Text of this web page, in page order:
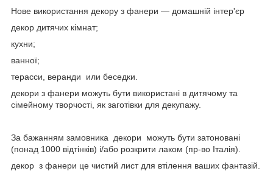
Нове використання декору з фанери — домашній інтер'єр
декор дитячих кімнат;
кухни;
ванної;
терасси, веранди или беседки.
декори з фанери можуть бути використані в дитячому та
сімейному творчості, як заготівки для декупажу.
За бажанням замовника декори можуть бути затоновані
(понад 1000 відтінків) і/або розкрити лаком (пр-во Італія).
декор з фанери це чистий лист для втілення ваших фантазій.